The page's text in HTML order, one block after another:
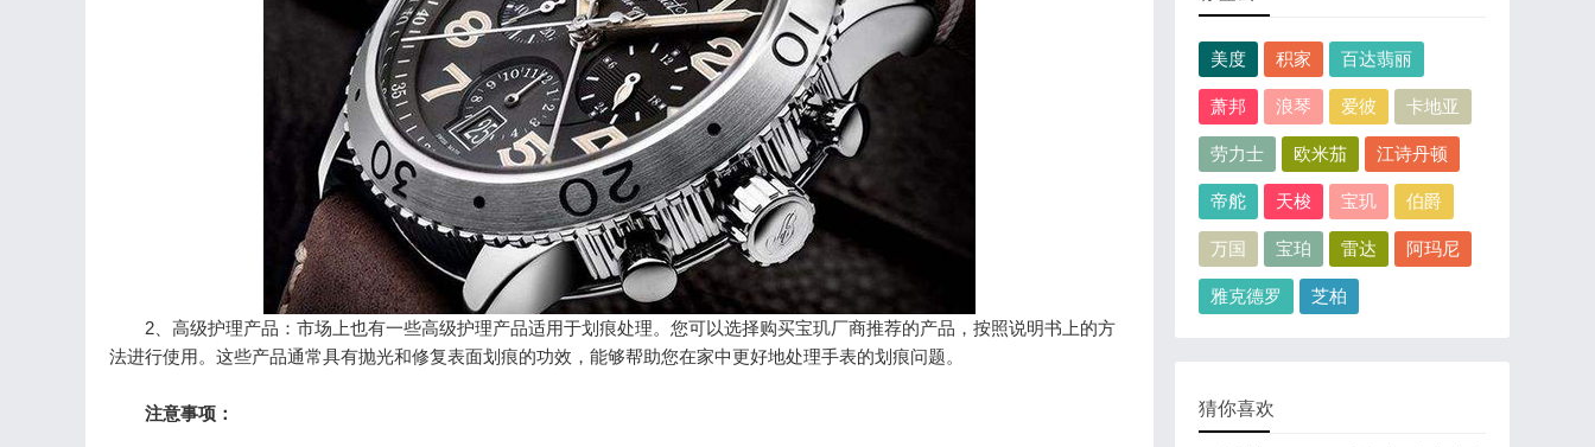
2、高级护理产品：市场上也有一些高级护理产品适用于划痕处理。您可以选择购买宝玑厂商推荐的产品，按照说明书上的方
法进行使用。这些产品通常具有抛光和修复表面划痕的功效，能够帮助您在家中更好地处理手表的划痕问题。
注意事项：
美度 积家 百达翡丽
萧邦 浪琴 爱彼 卡地亚
劳力士 欧米茄 江诗丹顿
帝舵 天梭 宝玑 伯爵
万国 宝珀 雷达 阿玛尼
雅克德罗 芝柏
猜你喜欢